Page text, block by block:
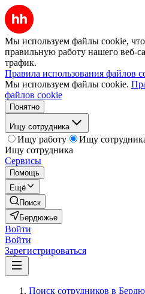
Мы используем файлы cookie,
правильную работу нашего веб-
трафик.
Правила использования файлов
Мы используем файлы cookie.
файлов cookie
Понятно
Ищу сотрудника
Ищу работу
Ищу
Ищу сотрудника
Сервисы
Помощь
Ещё
Поиск
Бердюжье
Войти
Войти
Зарегистрироваться
Поиск сотрудников в